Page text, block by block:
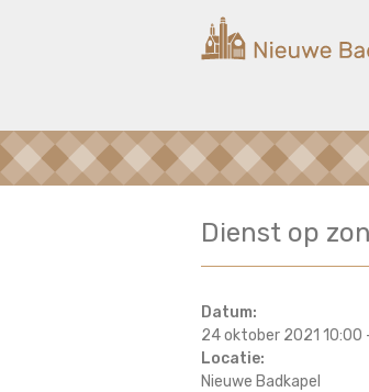
Nieuwe
Kerk
op
Dienst op
Datum:
24 oktober 2021 10:00
Locatie:
Nieuwe Badkapel